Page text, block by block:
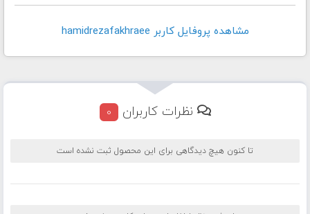
مشاهده پروفايل کاربر hamidrezafakhraee
نظرات کاربران 0
تا کنون هیچ دیدگاهی برای این محصول ثبت نشده است